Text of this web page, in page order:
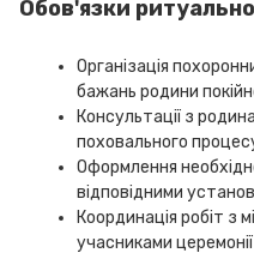
Обов'язки
Організація
бажань родини
Консультації з
поховального
Оформлення
відповідними
Координація робіт з
учасниками церемонії